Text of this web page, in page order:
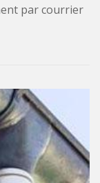
par courrier